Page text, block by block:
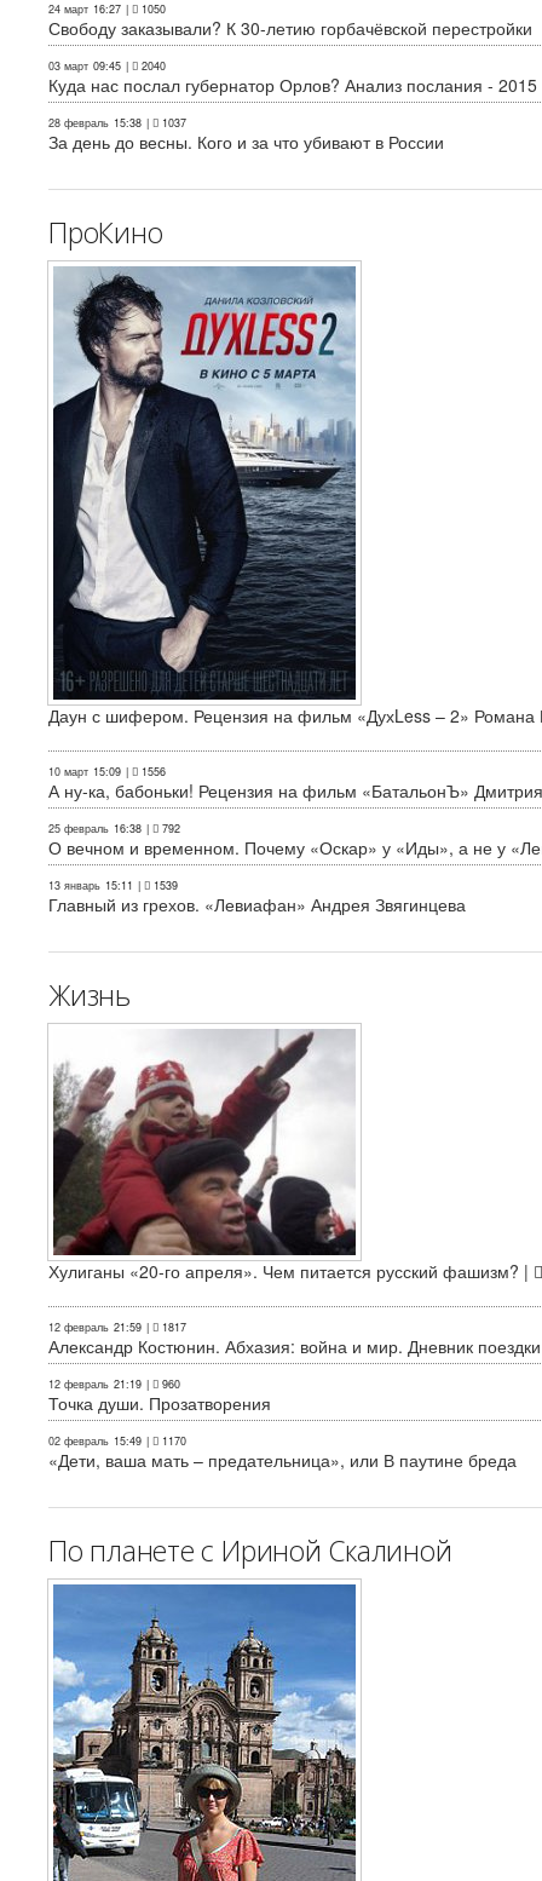
24 март 16:27 | 1050
Свободу заказывали? К 30-летию горбачёвской перестройки
03 март 09:45 | 2040
Куда нас послал губернатор Орлов? Анализ послания - 2015
28 февраль 15:38 | 1037
За день до весны. Кого и за что убивают в России
ПроКино
Даун с шифером. Рецензия на фильм «ДухLess – 2» Романа
10 март 15:09 | 1556
А ну-ка, бабоньки! Рецензия на фильм «БатальонЪ»
25 февраль 16:38 | 792
О вечном и временном. Почему «Оскар» у «Иды», а не у
13 январь 15:11 | 1539
Главный из грехов. «Левиафан» Андрея Звягинцева
Жизнь
Хулиганы «20-го апреля». Чем питается русский фашизм? |
12 февраль 21:59 | 1817
Александр Костюнин. Абхазия: война и мир. Дневник поездки
12 февраль 21:19 | 960
Точка души. Прозатворения
02 февраль 15:49 | 1170
«Дети, ваша мать – предательница», или В паутине бреда
По планете с Ириной Скалиной